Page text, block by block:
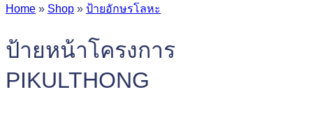
Home » Shop » ป้ายอักษรโลหะ
ป้ายหน้าโครงการ
PIKULTHONG